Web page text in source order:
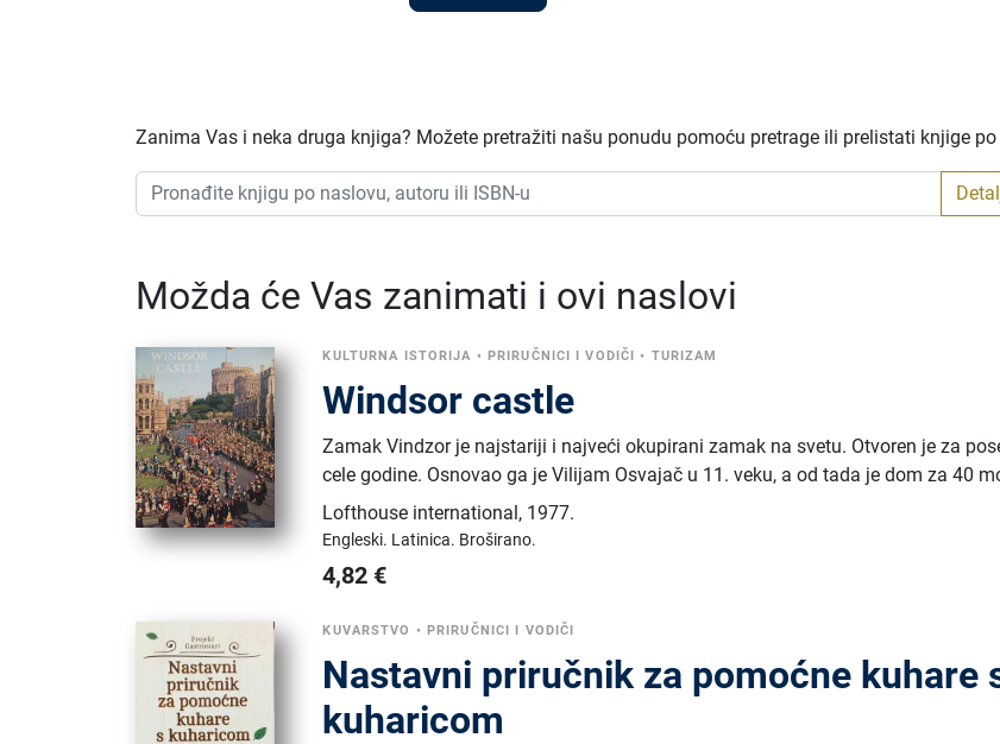
Zanima Vas i neka druga knjiga? Možete pretražiti našu ponudu pomoću pretrage ili prelistati knjige
Možda će Vas zanimati i ovi naslovi
KULTURNA ISTORIJA • PRIRUČNICI I VODIČI • TURIZAM
Windsor castle
Zamak Vindzor je najstariji i najveći okupirani zamak na svetu. Otvoren je za
cele godine. Osnovao ga je Vilijam Osvajač u 11. veku, a od tada je dom za 40
Lofthouse international, 1977.
Engleski. Latinica. Broširano.
4,82 €
KUVARSTVO • PRIRUČNICI I VODIČI
Nastavni priručnik za pomoćne kuhare
kuharicom